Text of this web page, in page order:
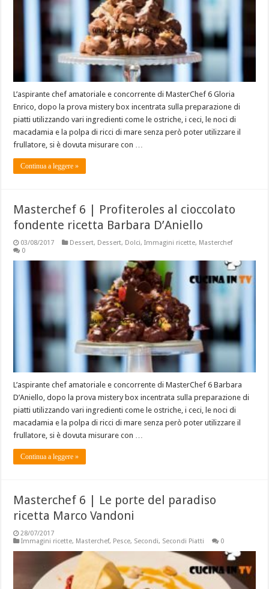
L’aspirante chef amatoriale e concorrente di MasterChef 6 Gloria
Enrico, dopo la prova mistery box incentrata sulla preparazione di
piatti utilizzando vari ingredienti come le ostriche, i ceci, le noci di
macadamia e la polpa di ricci di mare senza però poter utilizzare il
frullatore, si è dovuta misurare con …
Continua a leggere »
Masterchef 6 | Profiteroles al cioccolato
fondente ricetta Barbara D’Aniello
03/08/2017 Dessert, Dessert, Dolci,Immagini ricette, Masterchef
0
L’aspirante chef amatoriale e concorrente di MasterChef 6 Barbara
D’Aniello, dopo la prova mistery box incentrata sulla preparazione di
piatti utilizzando vari ingredienti come le ostriche, i ceci, le noci di
macadamia e la polpa di ricci di mare senza però poter utilizzare il
frullatore, si è dovuta misurare con …
Continua a leggere »
Masterchef 6 | Le porte del paradiso
ricetta Marco Vandoni
28/07/2017
Immagini ricette, Masterchef, Pesce, Secondi, Secondi Piatti 0